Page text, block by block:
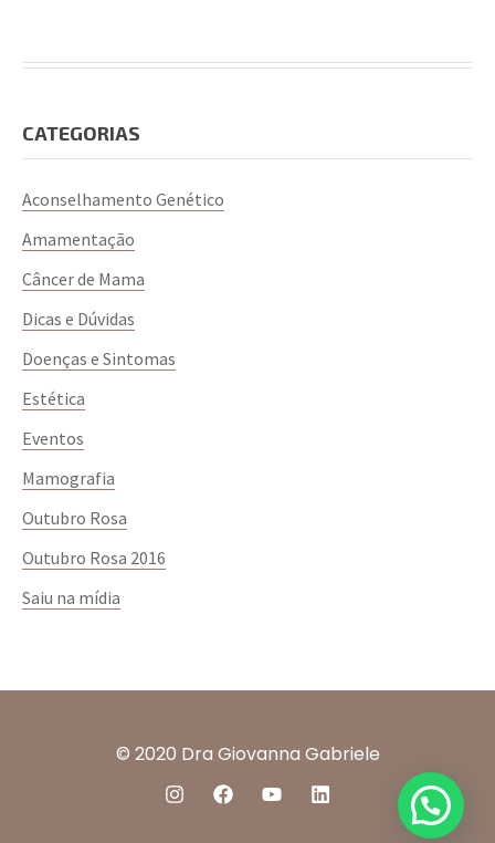
variam de pessoa para pessoa, como náuseas, perda
complementares.
Como passar pelo tratamento:
Acompanhamento médico para avaliar a resposta ao
tratamento;
Usar calçados e roupas confortáveis;
Beber bastante água;
videogames, palavras cruzadas, entre outros.
CATEGORIAS
Aconselhamento Genético
Amamentação
Câncer de Mama
Dicas e Dúvidas
Doenças e Sintomas
Estética
Eventos
Mamografia
Outubro Rosa
Outubro Rosa 2016
Saiu na mídia
© 2020 Dra Giovanna Gabriele